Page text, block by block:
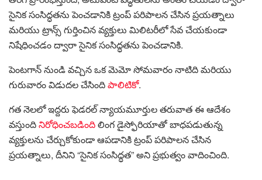
సైనిక సంసిద్ధతను పెంచడానికి ట్రంప్ పరిపాలన చేసిన ప్రయత్నాలు
మరియు ట్రాన్స్ గుర్తించిన వ్యక్తులు మిలిటరీలో సేవ చేయకుండా
నిషేధించడం ద్వారా సైనిక సంసిద్ధతను పెంచడానికి.
పెంటగాన్ నుండి వచ్చిన ఒక మెమో సోమవారం నాటిది మరియు
గురువారం విడుదల చేసిందిపాలిటికో.
గత నెలలో ఇద్దరు ఫెడరల్ న్యాయమూర్తుల తరువాత ఈ ఆదేశం
వస్తుందినిరోధించబడిందిలింగ డైస్ఫోరియాతో బాధపడుతున్న
వ్యక్తులను చేర్చుకోకుండా ఆపడానికి ట్రంప్ పరిపాలన చేసిన
ప్రయత్నాలు, దీనిని “సైనిక సంసిద్ధత” అని ప్రభుత్వం వాదించింది.